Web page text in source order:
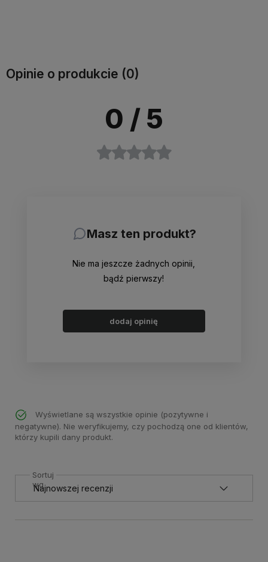
Opinie o produkcie (0)
0 / 5
Masz ten produkt?
Nie ma jeszcze żadnych opinii,
bądź pierwszy!
dodaj opinię
Wyświetlane są wszystkie opinie (pozytywne i
negatywne). Nie weryfikujemy, czy pochodzą one od klientów,
którzy kupili dany produkt.
Sortuj
wg